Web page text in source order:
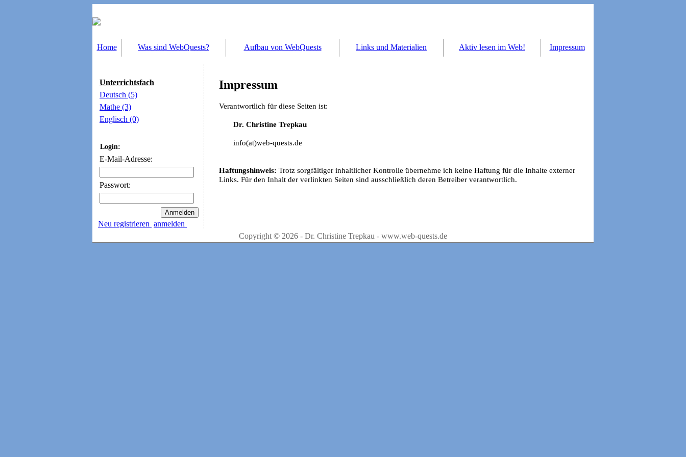
Home Was sind WebQuests? Aufbau von WebQuests Links und Materialien Aktiv lesen im Web! Impressum
Unterrichtsfach
Deutsch (5)
Mathe (3)
Englisch (0)
Login:
E-Mail-Adresse:
Passwort:
Neu registrieren anmelden
Impressum
Verantwortlich für diese Seiten ist:
Dr. Christine Trepkau
info(at)web-quests.de
Haftungshinweis: Trotz sorgfältiger inhaltlicher Kontrolle übernehme ich keine Haftung für die Inhalte externer
Links. Für den Inhalt der verlinkten Seiten sind ausschließlich deren Betreiber verantwortlich.
Copyright © 2026 - Dr. Christine Trepkau - www.web-quests.de